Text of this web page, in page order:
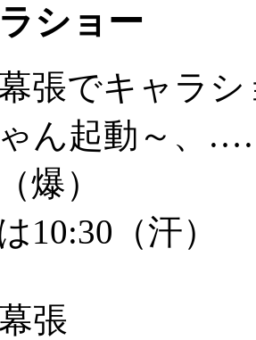
ショー
張でキャラシ
ん起動～、
爆）
10:30（汗）
張